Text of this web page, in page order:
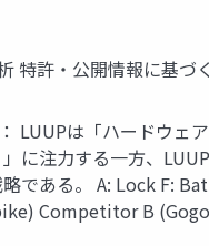
特許・公開情報に基
LUUPは「ハードウェ
に注力する一方、
である。 A: Lock F:
Competitor B